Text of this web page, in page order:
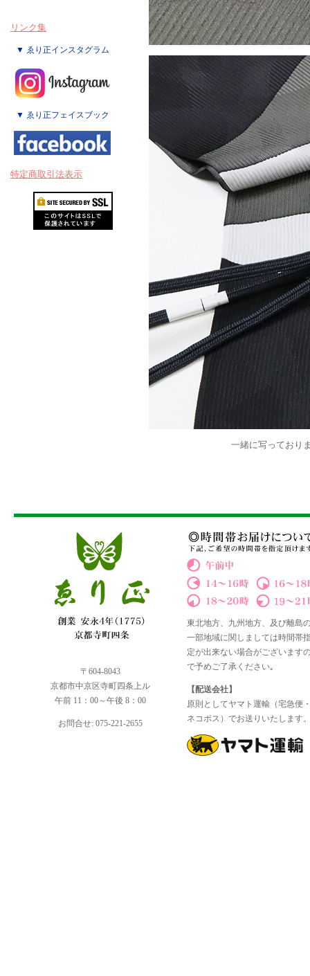
リンク集
▼ ゑり正インスタグラム
▼ ゑり正フェイスブック
特定商取引法表示
一緒に写っており
〒604-8043
京都市中京区寺町四条上ル
午前 11：00～午後 8：00
お問合せ: 075-221-2655
東北地方、九州地方、及び離島
一部地域に関しましては時間帯
定が出来ない場合がございます
で予めご了承ください｡
【配送会社】
原則としてヤマト運輸（宅急便
ネコポス）でお送りいたします